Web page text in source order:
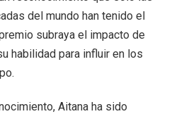
del mundo han tenido el
subraya el impacto de
habilidad para influir en los
Aitana ha sido